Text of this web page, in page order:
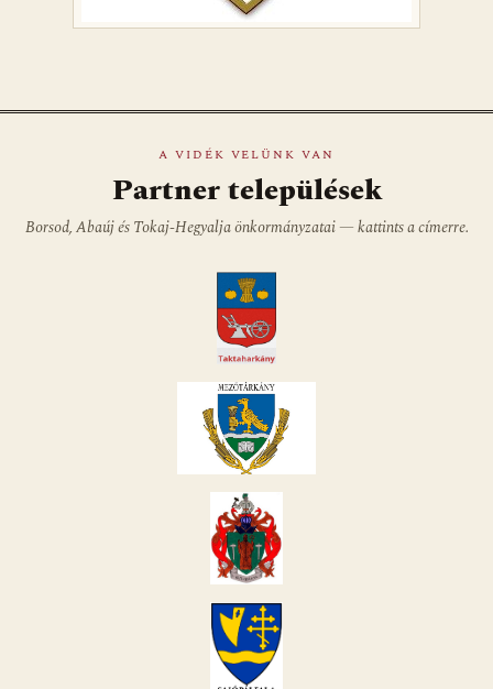
A VIDÉK VELÜNK VAN
Partner települések
Borsod, Abaúj és Tokaj-Hegyalja önkormányzatai — kattints a címerre.